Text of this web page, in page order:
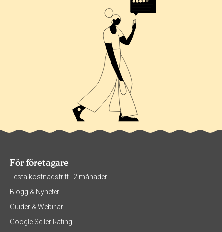
För företagare
Testa kostnadsfritt i 2 månader
Blogg & Nyheter
Guider & Webinar
Google Seller Rating